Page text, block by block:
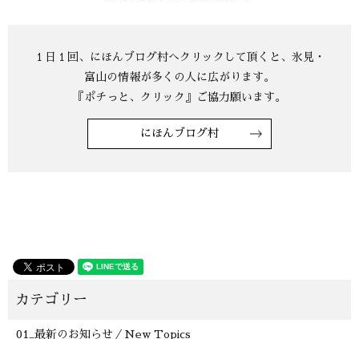
にほんブログ村
01_最新のお知らせ／New Topics